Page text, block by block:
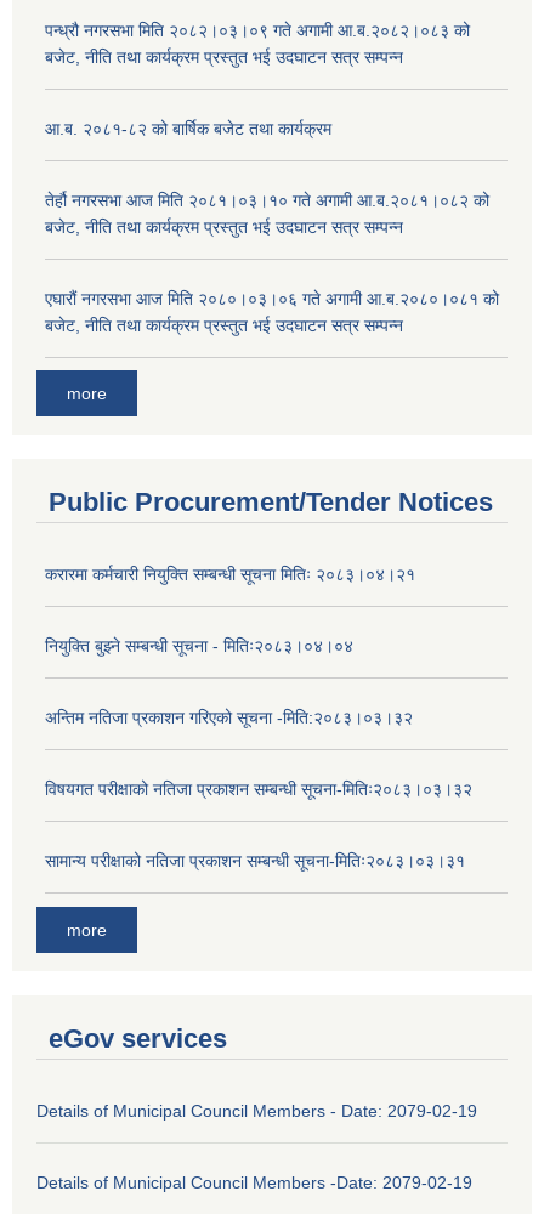
पन्ध्रौ नगरसभा मिति २०८२।०३।०९ गते अगामी आ.ब.२०८२।०८३ को
बजेट, नीति तथा कार्यक्रम प्रस्तुत भई उदघाटन सत्र सम्पन्न
आ.ब. २०८१-८२ को बार्षिक बजेट तथा कार्यक्रम
तेर्हौ नगरसभा आज मिति २०८१।०३।१० गते अगामी आ.ब.२०८१।०८२ को
बजेट, नीति तथा कार्यक्रम प्रस्तुत भई उदघाटन सत्र सम्पन्न
एघारौं नगरसभा आज मिति २०८०।०३।०६ गते अगामी आ.ब.२०८०।०८१ को
बजेट, नीति तथा कार्यक्रम प्रस्तुत भई उदघाटन सत्र सम्पन्न
more
Public Procurement/Tender Notices
करारमा कर्मचारी नियुक्ति सम्बन्धी सूचना मितिः २०८३।०४।२१
नियुक्ति बुझ्ने सम्बन्धी सूचना - मितिः२०८३।०४।०४
अन्तिम नतिजा प्रकाशन गरिएको सूचना -मिति:२०८३।०३।३२
विषयगत परीक्षाको नतिजा प्रकाशन सम्बन्धी सूचना-मितिः२०८३।०३।३२
सामान्य परीक्षाको नतिजा प्रकाशन सम्बन्धी सूचना-मितिः२०८३।०३।३१
more
eGov services
Details of Municipal Council Members - Date: 2079-02-19
Details of Municipal Council Members -Date: 2079-02-19